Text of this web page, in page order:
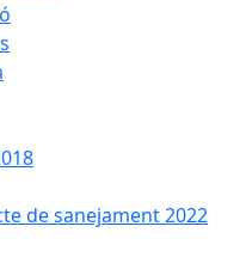
de sanejament 2022